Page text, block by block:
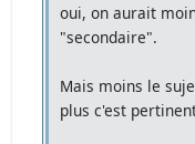
oui, on aurait
"secondaire".
Mais moins le
plus c'est